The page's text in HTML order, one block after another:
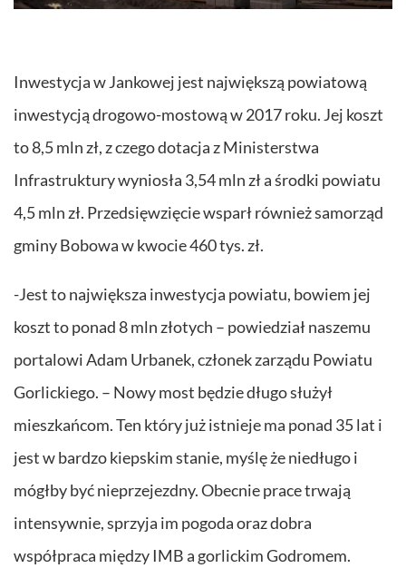
Inwestycja w Jankowej jest największą powiatową
inwestycją drogowo-mostową w 2017 roku. Jej koszt
to 8,5 mln zł, z czego dotacja z Ministerstwa
Infrastruktury wyniosła 3,54 mln zł a środki powiatu
4,5 mln zł. Przedsięwzięcie wsparł również samorząd
gminy Bobowa w kwocie 460 tys. zł.
-Jest to największa inwestycja powiatu, bowiem jej
koszt to ponad 8 mln złotych – powiedział naszemu
portalowi Adam Urbanek, członek zarządu Powiatu
Gorlickiego. – Nowy most będzie długo służył
mieszkańcom. Ten który już istnieje ma ponad 35 lat i
jest w bardzo kiepskim stanie, myślę że niedługo i
mógłby być nieprzejezdny. Obecnie prace trwają
intensywnie, sprzyja im pogoda oraz dobra
współpraca między IMB a gorlickim Godromem.